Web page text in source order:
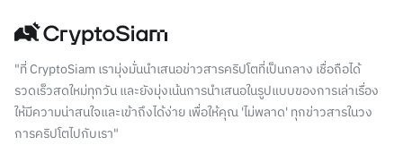
"ที่ CryptoSiam เรามุ่งมั่นนำเสนอข่าวสารคริปโตที่เป็นกลาง เชื่อถือได้
รวดเร็วสดใหม่ทุกวัน และยังมุ่งเน้นการนำเสนอในรูปแบบของการเล่าเรื่อง
ให้มีความน่าสนใจและเข้าถึงได้ง่าย เพื่อให้คุณ 'ไม่พลาด' ทุกข่าวสารในวง
การคริปโตไปกับเรา"